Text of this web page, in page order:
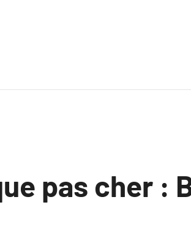
pas cher :